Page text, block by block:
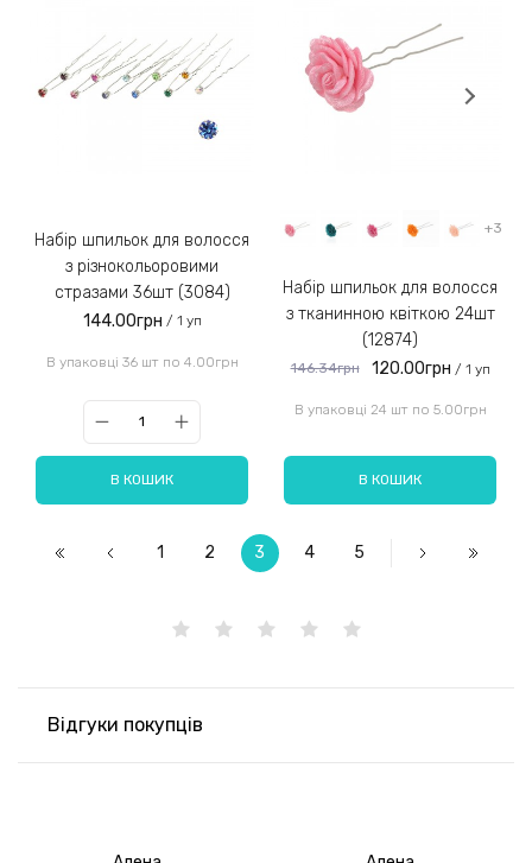
Набір шпильок для волосся
з різнокольоровими
стразами 36шт (3084)
144.00грн / 1 уп
В упаковці 36 шт по 4.00грн
В КОШИК
+3
Набір шпильок для волосся
з тканинною квіткою 24шт
(12874)
146.34грн 120.00грн / 1 уп
В упаковці 24 шт по 5.00грн
В КОШИК
1 2 3 4 5
Відгуки покупців